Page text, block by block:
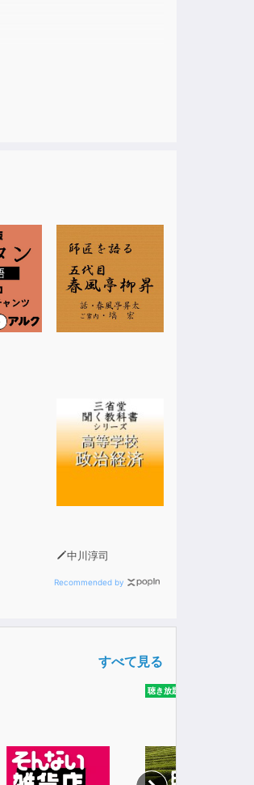
下さい。
中川淳司
Recommended by
すべて見る
聴き放題